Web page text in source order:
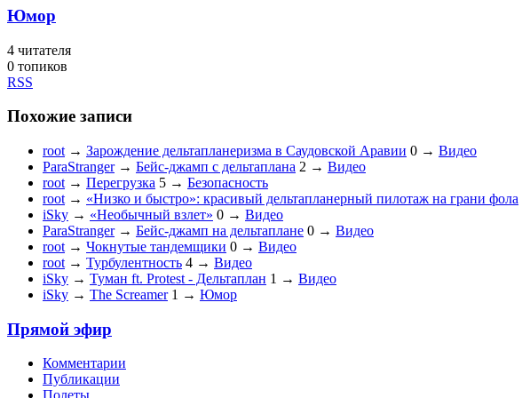
Юмор
4 читателя
0 топиков
RSS
Похожие записи
root → Зарождение дельтапланеризма в Саудовской Аравии 0 → Видео
ParaStranger→ Бейс-джамп с дельтаплана 2 → Видео
root → Перегрузка 5 → Безопасность
root → «Низко и быстро»: красивый дельтапланерный пилотаж на грани фола
iSky → «Необычный взлет» 0 → Видео
ParaStranger→ Бейс-джамп на дельтаплане 0 → Видео
root → Чокнутые тандемщики 0 → Видео
root → Турбулентность 4 → Видео
iSky → Туман ft. Protest - Дельтаплан 1 → Видео
iSky → The Screamer 1 → Юмор
Прямой эфир
Комментарии
Публикации